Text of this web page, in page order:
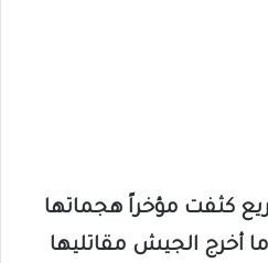
كثفت مؤخراً هجماتها
أخرج الجيش مقاتليها